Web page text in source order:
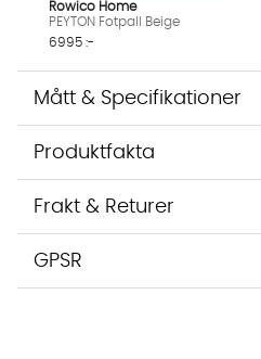
Rowico Home
PEYTON Fotpall Beige
6995 :-
Mått & Specifikationer
Produktfakta
Frakt & Returer
GPSR